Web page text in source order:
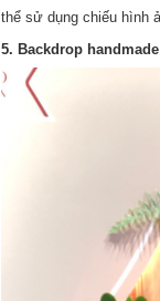
thể sử dụng chiếu hình
5. Backdrop handmade